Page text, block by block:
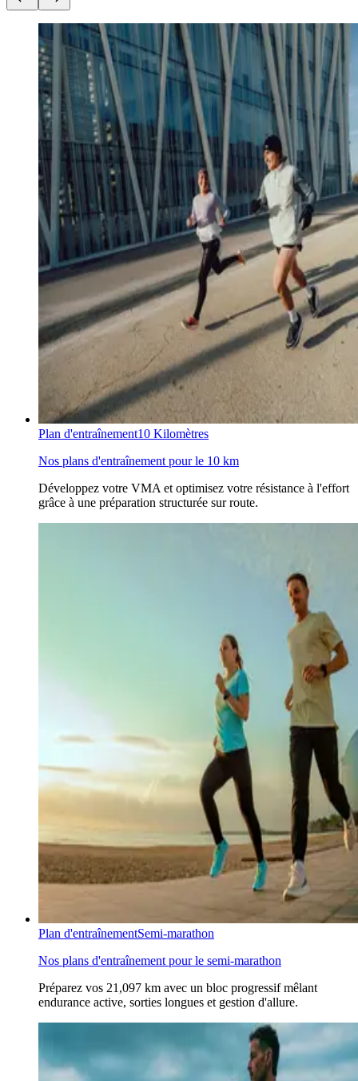
Plan d'entraînement10 Kilomètres
Nos plans d'entraînement pour le 10 km
Développez votre VMA et optimisez votre résistance à l'effort
grâce à une préparation structurée sur route.
Plan d'entraînementSemi-marathon
Nos plans d'entraînement pour le semi-marathon
Préparez vos 21,097 km avec un bloc progressif mêlant
endurance active, sorties longues et gestion d'allure.